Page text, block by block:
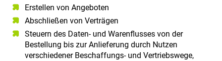
Erstellen von Angeboten
Abschließen von Verträgen
Steuern des Daten- und Warenflusses von der
Bestellung bis zur Anlieferung durch Nutzen
verschiedener Beschaffungs- und Vertriebswege,